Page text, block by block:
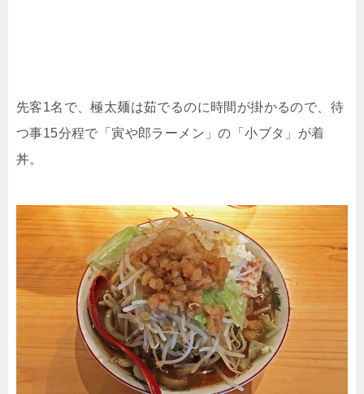
先客1名で、極太麺は茹でるのに時間が掛かるので、待
つ事15分程で「寅や郎ラーメン」の「小ブタ」が着
丼。